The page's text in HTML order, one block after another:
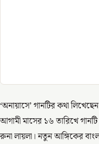
‘অনায়াসে’ গানটির কথা
আগামী মাসের ১৬ তারিখে
রুনা লায়লা। নতুন আঙ্গিকের